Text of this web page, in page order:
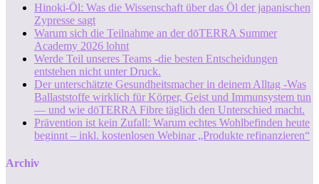
Hinoki-Öl: Was die Wissenschaft über das Öl der japanischen
Zypresse sagt
Warum sich die Teilnahme an der dōTERRA Summer
Academy 2026 lohnt
Werde Teil unseres Teams -die besten Entscheidungen
entstehen nicht unter Druck.
Der unterschätzte Gesundheitsmacher in deinem Alltag -Was
Ballaststoffe wirklich für Körper, Geist und Immunsystem tun
— und wie dōTERRA Fibre täglich den Unterschied macht.
Prävention ist kein Zufall: Warum echtes Wohlbefinden heute
beginnt – inkl. kostenlosen Webinar „Produkte refinanzieren“
Archiv